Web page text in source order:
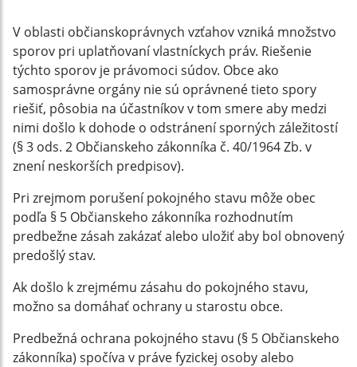
V oblasti občianskoprávnych vzťahov vzniká množstvo
sporov pri uplatňovaní vlastníckych práv. Riešenie
týchto sporov je právomoci súdov. Obce ako
samosprávne orgány nie sú oprávnené tieto spory
riešiť, pôsobia na účastníkov v tom smere aby medzi
nimi došlo k dohode o odstránení sporných záležitostí
(§ 3 ods. 2 Občianskeho zákonníka č. 40/1964 Zb. v
znení neskorších predpisov).
Pri zrejmom porušení pokojného stavu môže obec
podľa § 5 Občianskeho zákonníka rozhodnutím
predbežne zásah zakázať alebo uložiť aby bol obnovený
predošlý stav.
Ak došlo k zrejmému zásahu do pokojného stavu,
možno sa domáhať ochrany u starostu obce.
Predbežná ochrana pokojného stavu (§ 5 Občianskeho
zákonníka) spočíva v práve fyzickej osoby alebo